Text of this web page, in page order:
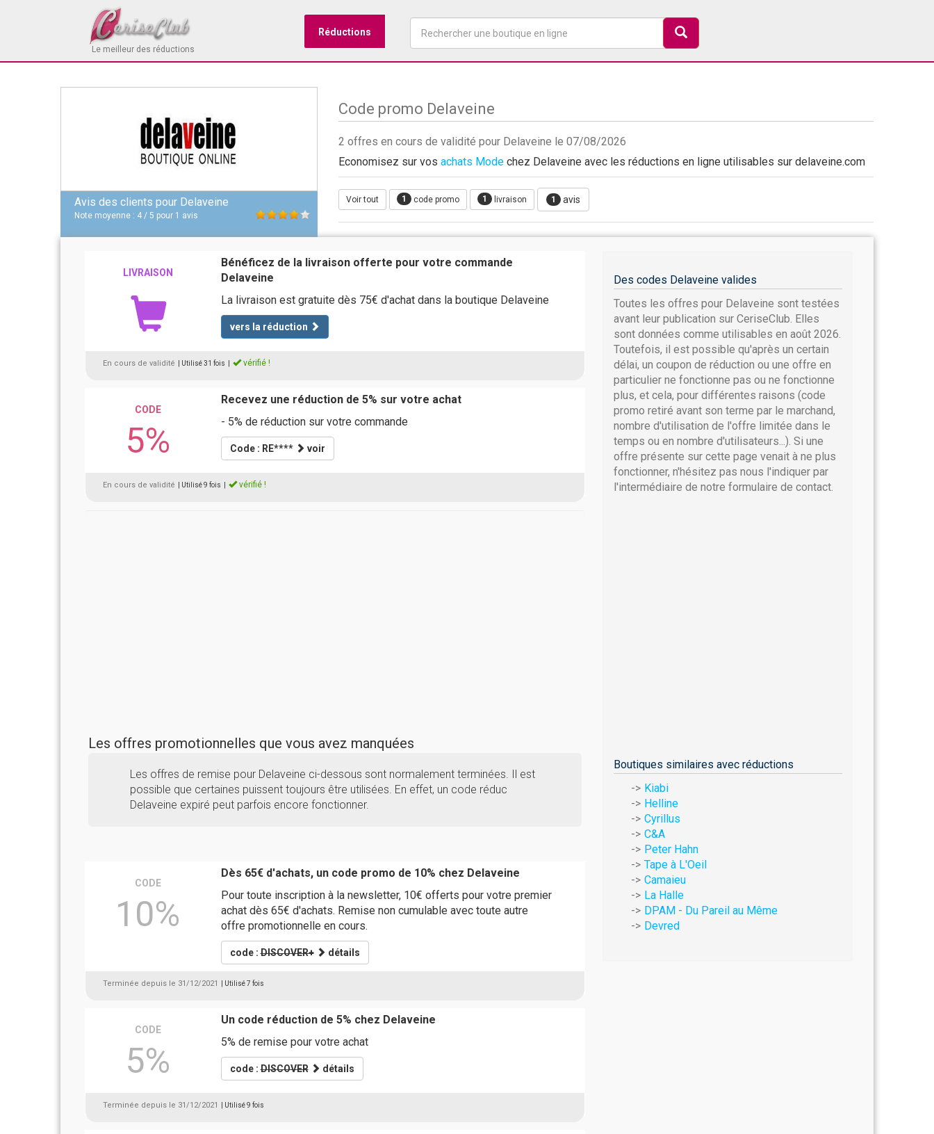
Le meilleur des réductions
Réductions
Avis des clients pour Delaveine
Note moyenne : 4 / 5 pour 1 avis
Code promo Delaveine
2 offres en cours de validité pour Delaveine le 07/08/2026
Economisez sur vos achats Mode chez Delaveine avec les réductions en ligne utilisables sur delaveine.com
Voir tout 1 code promo 1 livraison 1 avis
LIVRAISON
Bénéficez de la livraison offerte pour votre commande
Delaveine
La livraison est gratuite dès 75€ d'achat dans la boutique Delaveine
vers la réduction
En cours de validité | Utilisé 31 fois vérifié !
CODE
5%
Recevez une réduction de 5% sur votre achat
- 5% de réduction sur votre commande
Code : RE**** voir
En cours de validité | Utilisé 9 fois vérifié !
Les offres promotionnelles que vous avez manquées
Les offres de remise pour Delaveine ci-dessous sont normalement terminées. Il est
possible que certaines puissent toujours être utilisées. En effet, un code réduc
Delaveine expiré peut parfois encore fonctionner.
CODE
10%
Dès 65€ d'achats, un code promo de 10% chez Delaveine
Pour toute inscription à la newsletter, 10€ offerts pour votre premier
achat dès 65€ d'achats. Remise non cumulable avec toute autre
offre promotionnelle en cours.
code :DISCOVER+ détails
Terminée depuis le 31/12/2021 | Utilisé 7 fois
CODE
5%
Un code réduction de 5% chez Delaveine
5% de remise pour votre achat
code :DISCOVER détails
Terminée depuis le 31/12/2021 | Utilisé 9 fois
Des codes Delaveine valides
Toutes les offres pour Delaveine sont testées
avant leur publication sur CeriseClub. Elles
sont données comme utilisables en août 2026.
Toutefois, il est possible qu'après un certain
délai, un coupon de réduction ou une offre en
particulier ne fonctionne pas ou ne fonctionne
plus, et cela, pour différentes raisons (code
promo retiré avant son terme par le marchand,
nombre d'utilisation de l'offre limitée dans le
temps ou en nombre d'utilisateurs...). Si une
offre présente sur cette page venait à ne plus
fonctionner, n'hésitez pas nous l'indiquer par
l'intermédiaire de notre formulaire de contact.
Boutiques similaires avec réductions
Kiabi
Helline
Cyrillus
C&A
Peter Hahn
Tape à L'Oeil
Camaieu
La Halle
DPAM - Du Pareil au Même
Devred